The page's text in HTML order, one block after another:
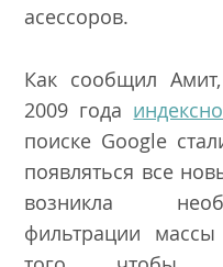
асессоров.
Как сообщил
2009 года
поиске Google
появляться все
возникла
фильтрации массы